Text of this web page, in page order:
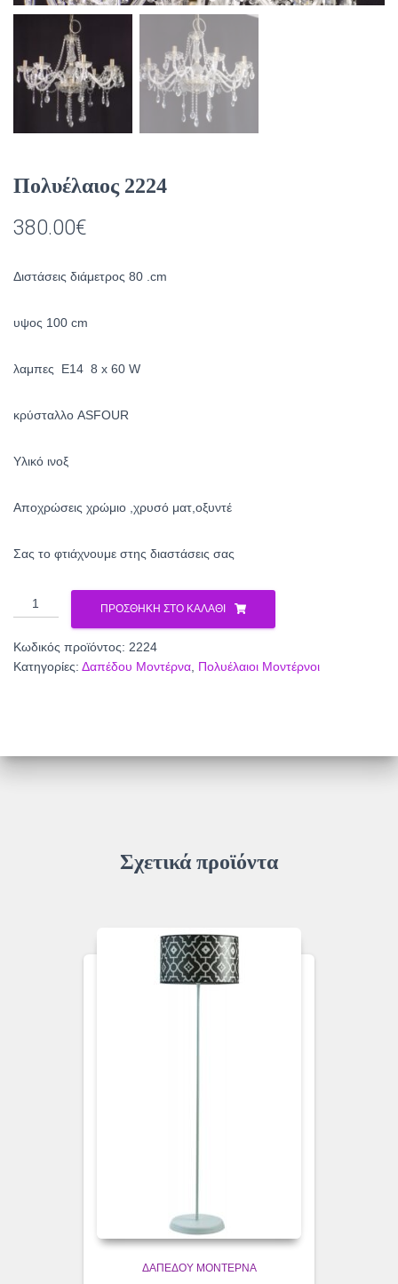
Πολυέλαιος 2224
380.00€
Διστάσεις διάμετρος 80 .cm
υψος 100 cm
λαμπες Ε14 8 x 60 W
κρύσταλλο ASFOUR
Yλικό ινοξ
Αποχρώσεις χρώμιο ,χρυσό ματ,οξυντέ
Σας το φτιάχνουμε στης διαστάσεις σας
Πολυέλαιος
2224
ΠΡΟΣΘΉΚΗ ΣΤΟ ΚΑΛΆΘΙ
Κωδικός προϊόντος: 2224
Κατηγορίες: Δαπέδου Μοντέρνα Πολυέλαιοι Μοντέρνοι
Σχετικά προϊόντα
ΔΑΠΈΔΟΥ ΜΟΝΤΈΡΝΑ